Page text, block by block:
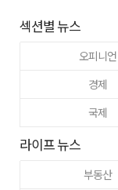
섹션별 뉴스
오피니언
경제
국제
라이프 뉴스
부동산